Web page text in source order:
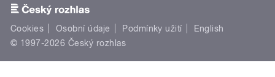
Cookies Osobní údaje Podmínky užití
English
© 1997-2026 Český rozhlas